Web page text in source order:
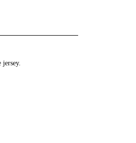
jersey.